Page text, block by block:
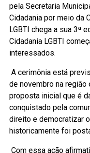
pela Secretaria
Cidadania por meio da
LGBTI chega a sua 3ª
Cidadania LGBTI
interessados.
A cerimônia está
de novembro na região
proposta inicial que é
conquistado pela
direito e democratizar
historicamente foi
Com essa ação